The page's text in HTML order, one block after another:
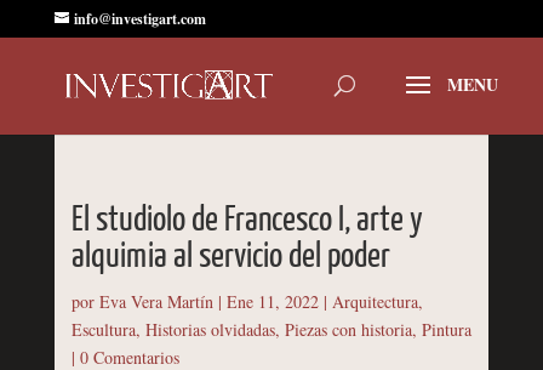
info@investigart.com
El studiolo de Francesco I, arte y
alquimia al servicio del poder
por Eva Vera Martín| Ene 11, 2022| Arquitectura,
Escultura, Historias olvidadas, Piezas con historia, Pintura
| 0 Comentarios